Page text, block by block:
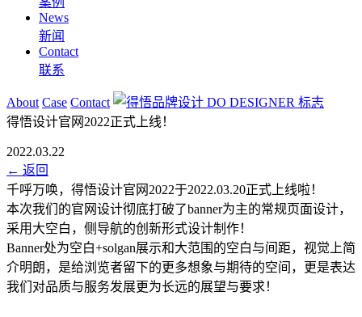
News
新闻
Contact
联系
About Case Contact
得悟设计官网2022正式上线！
2022.03.22
← 返回
千呼万唤，得悟设计官网2022于2022.03.20正式上线啦！
本次我们的官网设计彻底打破了banner为主的常规页面设计，
采用大空白，侧导航的创新形式设计制作！
Banner处为空白+solgan展示和大范围的空白与间距，视觉上简
介明朗，是给浏览者留下的更多想象与期待的空间，更是表达
我们对品质与服务发展更为长远的展望与要求！